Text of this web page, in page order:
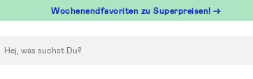
Wochenendfavoriten zu Superpreisen! →